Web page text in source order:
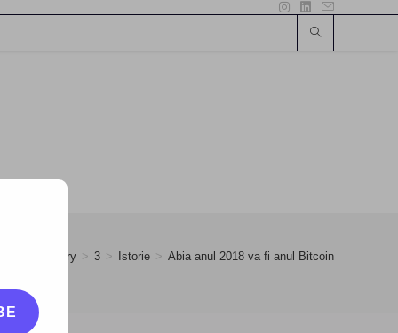
January > 3 > Istorie > Abia anul 2018 va fi anul Bitcoin